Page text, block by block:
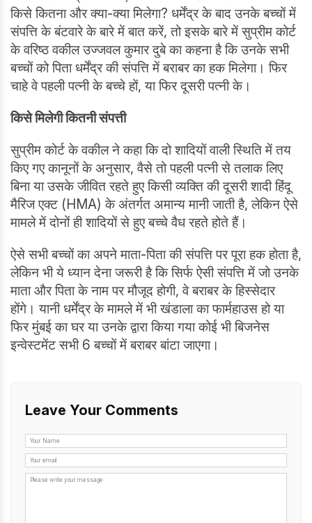
किसे कितना और क्या-क्या मिलेगा? धर्मेंद्र के बाद उनके बच्चों में
संपत्ति के बंटवारे के बारे में बात करें, तो इसके बारे में सुप्रीम कोर्ट
के वरिष्ठ वकील उज्जवल कुमार दुबे का कहना है कि उनके सभी
बच्चों को पिता धर्मेंद्र की संपत्ति में बराबर का हक मिलेगा। फिर
चाहे वे पहली पत्नी के बच्चे हों, या फिर दूसरी पत्नी के।
किसे मिलेगी कितनी संपत्ती
सुप्रीम कोर्ट के वकील ने कहा कि दो शादियों वाली स्थिति में तय
किए गए कानूनों के अनुसार, वैसे तो पहली पत्नी से तलाक लिए
बिना या उसके जीवित रहते हुए किसी व्यक्ति की दूसरी शादी हिंदू
मैरिज एक्ट (HMA) के अंतर्गत अमान्य मानी जाती है, लेकिन ऐसे
मामले में दोनों ही शादियों से हुए बच्चे वैध रहते होते हैं।
ऐसे सभी बच्चों का अपने माता-पिता की संपत्ति पर पूरा हक होता है,
लेकिन भी ये ध्यान देना जरूरी है कि सिर्फ ऐसी संपत्ति में जो उनके
माता और पिता के नाम पर मौजूद होगी, वे बराबर के हिस्सेदार
होंगे। यानी धर्मेंद्र के मामले में भी खंडाला का फार्महाउस हो या
फिर मुंबई का घर या उनके द्वारा किया गया कोई भी बिजनेस
इन्वेस्टमेंट सभी 6 बच्चों में बराबर बांटा जाएगा।
Leave Your Comments